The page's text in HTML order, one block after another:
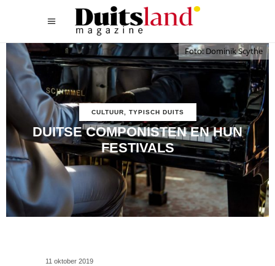
Foto: Dominik Scythe
CULTUUR, TYPISCH DUITS
DUITSE COMPONISTEN EN HUN
FESTIVALS
11 oktober 2019